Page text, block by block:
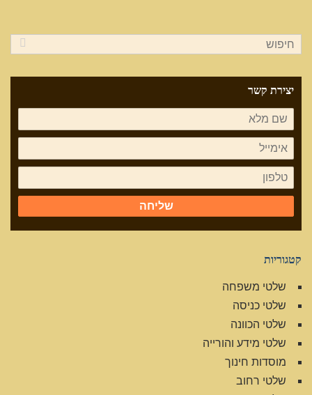
יצירת קשר
שליחה
קטגוריות
שלטי משפחה
שלטי כניסה
שלטי הכוונה
שלטי מידע והורייה
מוסדות חינוך
שלטי רחוב